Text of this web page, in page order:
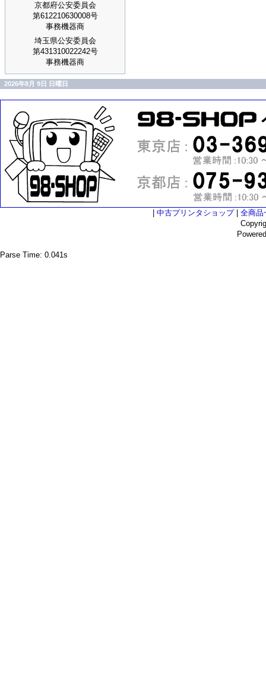
京都府公安委員会
第612210630008号
事務機器商
埼玉県公安委員会
第431310022242号
事務機器商
2026年8月 9日 日曜日
中古プリンタショップ| 全商品
Parse Time: 0.041s